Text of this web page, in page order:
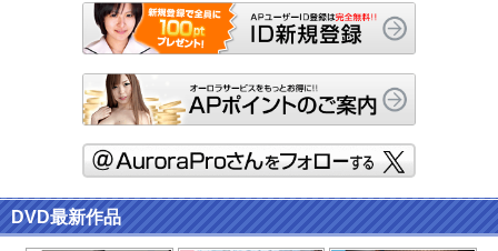
DVD最新作品